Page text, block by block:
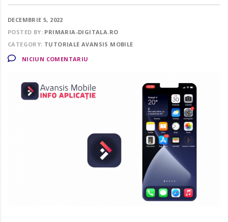
DECEMBRIE 5, 2022
POSTED BY: PRIMARIA-DIGITALA.RO
CATEGORY: TUTORIALE AVANSIS MOBILE
NICIUN COMENTARIU